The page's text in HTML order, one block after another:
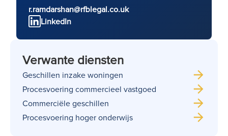
r.ramdarshan@rfblegal.co.uk
LinkedIn
Verwante diensten
Geschillen inzake woningen
Procesvoering commercieel vastgoed
Commerciële geschillen
Procesvoering hoger onderwijs